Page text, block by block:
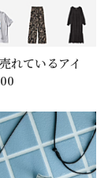
れているアイ